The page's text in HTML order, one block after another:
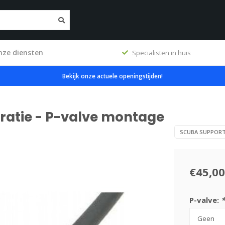
diensten Specialisten in huis
Bekijk onze actuele openingstijden!
- P-valve montage
SCUBA SUPPORT
€45,00
P-valve: *